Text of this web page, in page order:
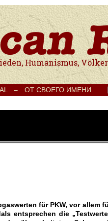
Völkerverständigung und
– ОТ СВОЕГО ИМЕНИ
für PKW, vor allem
entsprechen die